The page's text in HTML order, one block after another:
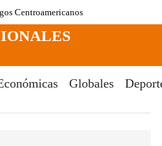
Centroamericanos
Globales